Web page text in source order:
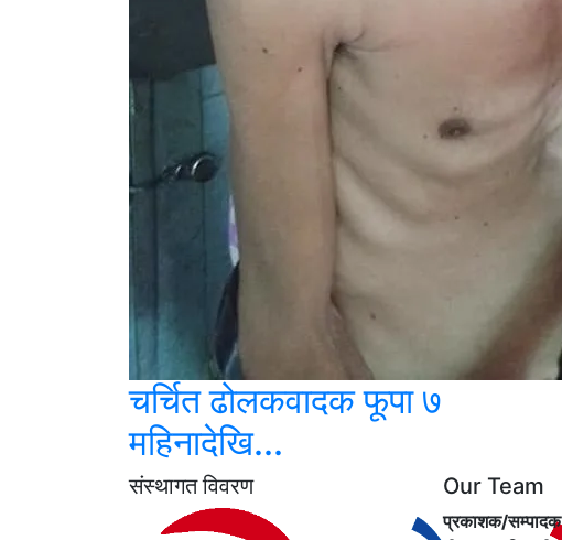
चर्चित ढोलकवादक फूपा ७
महिनादेखि...
संस्थागत विवरण Our Team
प्रकाशक/सम्पादक